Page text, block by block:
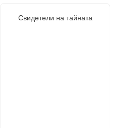
Свидетели на тайната